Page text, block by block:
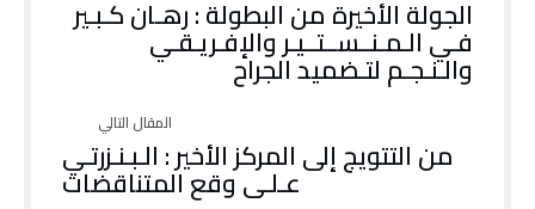
الجولة الأخيرة من البطولة : رهـان كـبـير
فـي الـمـنــســتــيـر والإفـريـقـي
والـنـجـم لتـضميد الجراح
من التتويج إلى المركز الأخير : الـبـنـزرتـي
عـلـى وقع المتناقضات